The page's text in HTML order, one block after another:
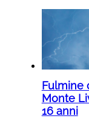
Fulmine
Monte
16 anni